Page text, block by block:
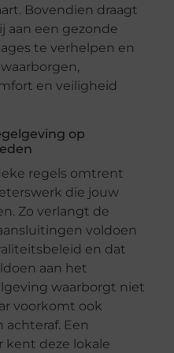
Bovendien draagt
aan een gezonde
te verhelpen en
en veiligheid
op
regels omtrent
die jouw
Zo verlangt de
voldoen
en dat
aan het
waarborgt niet
voorkomt ook
achteraf. Een
kent deze lokale